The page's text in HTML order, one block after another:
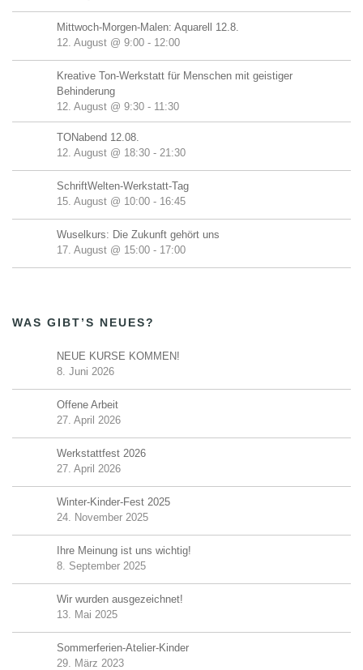
Mittwoch-Morgen-Malen: Aquarell 12.8.
12. August @ 9:00 - 12:00
Kreative Ton-Werkstatt für Menschen mit geistiger
Behinderung
12. August @ 9:30 - 11:30
TONabend 12.08.
12. August @ 18:30 - 21:30
SchriftWelten-Werkstatt-Tag
15. August @ 10:00 - 16:45
Wuselkurs: Die Zukunft gehört uns
17. August @ 15:00 - 17:00
WAS GIBT’S NEUES?
NEUE KURSE KOMMEN!
8. Juni 2026
Offene Arbeit
27. April 2026
Werkstattfest 2026
27. April 2026
Winter-Kinder-Fest 2025
24. November 2025
Ihre Meinung ist uns wichtig!
8. September 2025
Wir wurden ausgezeichnet!
13. Mai 2025
Sommerferien-Atelier-Kinder
29. März 2023